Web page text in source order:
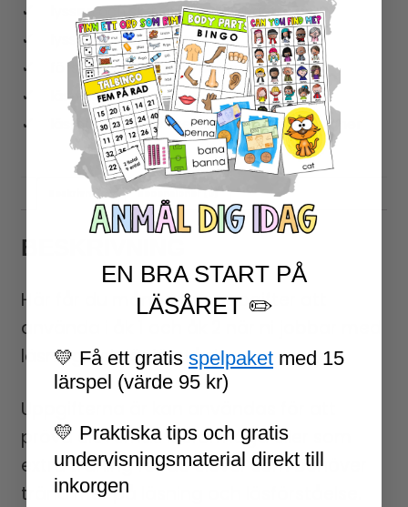
lyssna och skriv mittersta ljudet
lyssna och skriv sista ljudet
förståelse av ord (synonymer)
läsning av ord
läsförståelse av meningar och instruktioner
Beskrivning Recensioner (0)
BESKRIVNING
Här får du många bra uppgifter att
använda i åk 1 och åk 2 när ni jobbar med
läsning och läsförståelse.
Uppgifterna är kan användas för att
pröva elevernas läsförmåga eller som
extra träning för de elever som behöver
träna mer på läsning och läsförståelse.
EN BRA START PÅ
LÄSÅRET ✏️
💛 Få ett gratis spelpaket med 15
lärspel (värde 95 kr)
💛 Praktiska tips och gratis
undervisningsmaterial direkt till
inkorgen